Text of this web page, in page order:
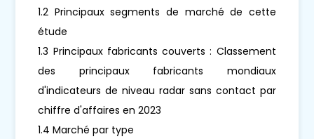
1.2 Principaux segments de marché de cette
étude
1.3 Principaux fabricants couverts : Classement
des principaux fabricants mondiaux
d'indicateurs de niveau radar sans contact par
chiffre d'affaires en 2023
1.4 Marché par type